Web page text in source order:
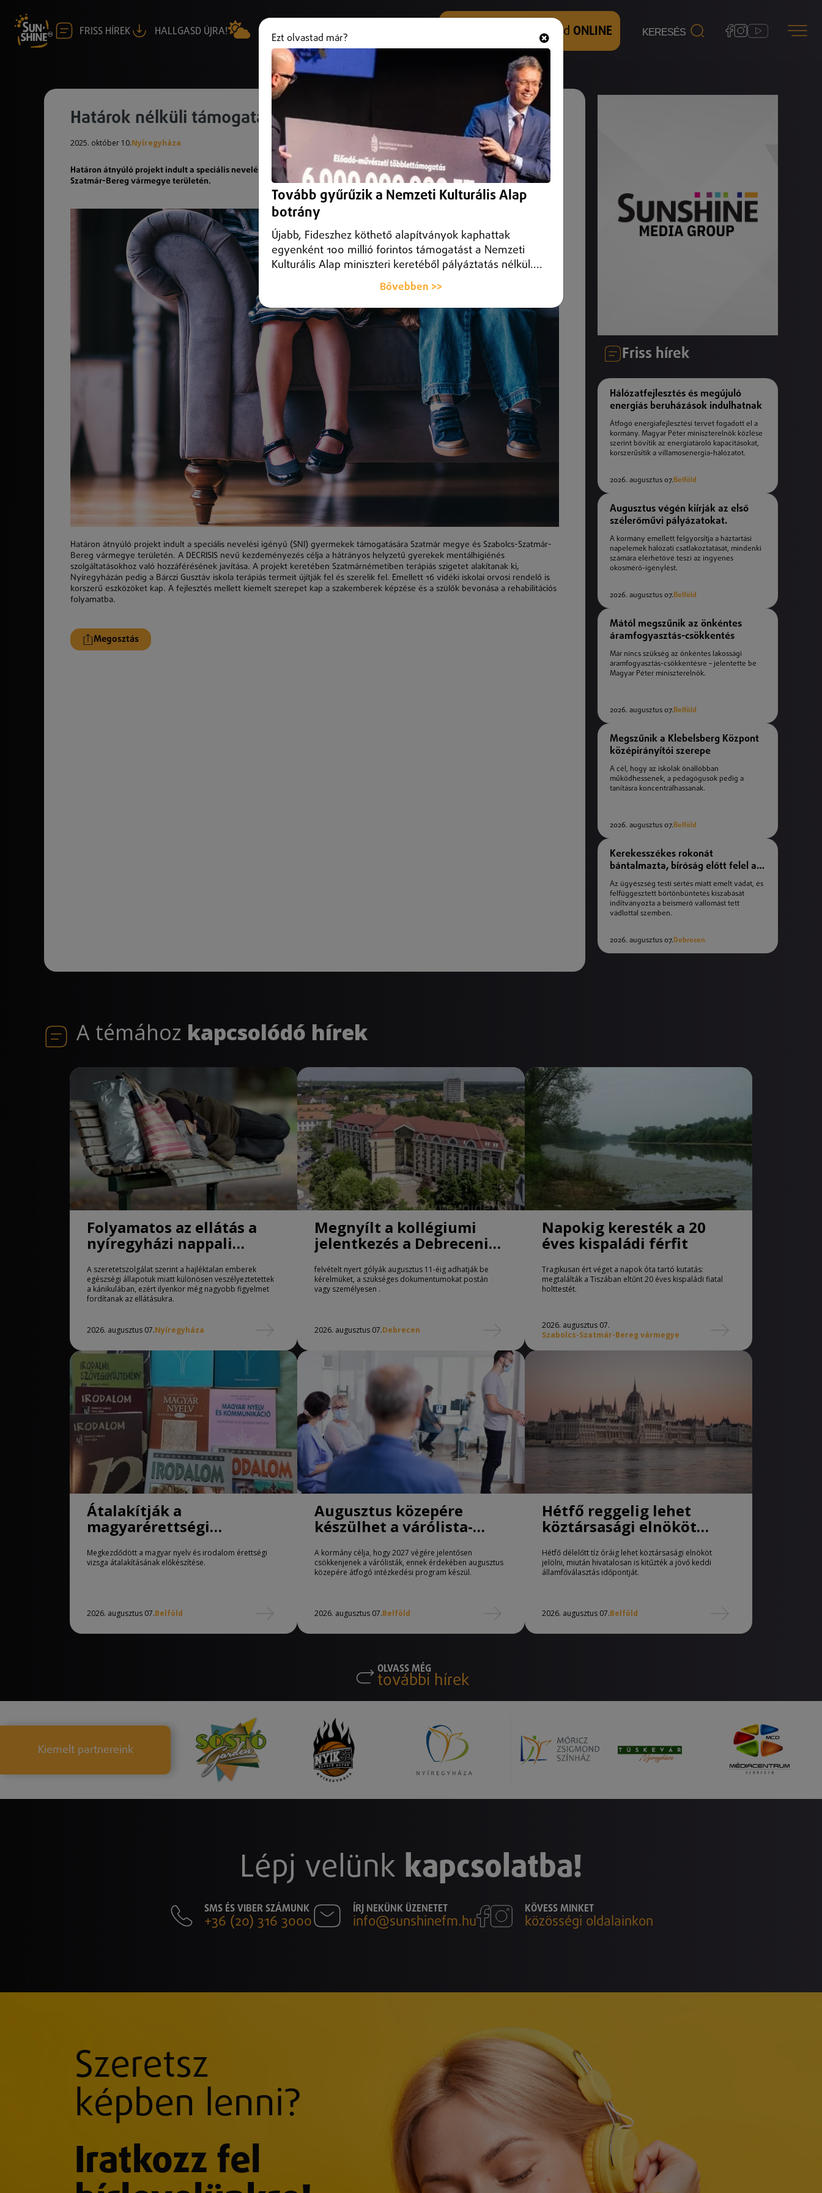
FRISS HÍREK HALLGASD ÚJRA! +36 (20) 316 3000 Hallgasd és nézd ONLINE
Határok nélküli támogatás SNI-s gyerekeknek
2025. október 10.Nyíregyháza
Határon átnyúló projekt indult a speciális nevelési igényű (SNI) gyermekek támogatására Szatmár megye és Szabolcs-
Szatmár-Bereg vármegye területén.
Határon átnyúló projekt indult a speciális nevelési igényű (SNI) gyermekek támogatására Szatmár megye és Szabolcs-Szatmár-
Bereg vármegye területén. A DECRISIS nevű kezdeményezés célja a hátrányos helyzetű gyerekek mentálhigiénés
szolgáltatásokhoz való hozzáférésének javítása. A projekt keretében Szatmárnémetiben terápiás szigetet alakítanak ki,
Nyíregyházán pedig a Bárczi Gusztáv iskola terápiás termeit újítják fel és szerelik fel. Emellett 16 vidéki iskolai orvosi rendelő is
korszerű eszközöket kap. A fejlesztés mellett kiemelt szerepet kap a szakemberek képzése és a szülők bevonása a rehabilitációs
folyamatba.
Megosztás
Friss hírek
Hálózatfejlesztés és megújuló
energiás beruházások indulhatnak
Átfogó energiafejlesztési tervet fogadott el a
kormány. Magyar Péter miniszterelnök közlése
szerint bővítik az energiatároló kapacitásokat,
korszerűsítik a villamosenergia-hálózatot.
2026. augusztus 07.Belföld
Augusztus végén kiírják az első
szélerőművi pályázatokat.
A kormány emellett felgyorsítja a háztartási
napelemek hálózati csatlakoztatását, mindenki
számára elérhetővé teszi az ingyenes
okosmérő-igénylést.
2026. augusztus 07.Belföld
Mától megszűnik az önkéntes
áramfogyasztás-csökkentés
Már nincs szükség az önkéntes lakossági
áramfogyasztás-csökkentésre – jelentette be
Magyar Péter miniszterelnök.
2026. augusztus 07.Belföld
Megszűnik a Klebelsberg Központ
középirányítói szerepe
A cél, hogy az iskolák önállóbban
működhessenek, a pedagógusok pedig a
tanításra koncentrálhassanak.
2026. augusztus 07.Belföld
Kerekesszékes rokonát
bántalmazta, bíróság előtt felel a
férfi
Az ügyészség testi sértés miatt emelt vádat, és
felfüggesztett börtönbüntetés kiszabását
indítványozta a beismerő vallomást tett
vádlottal szemben.
2026. augusztus 07.Debrecen
A témához kapcsolódó hírek
Folyamatos az ellátás a
nyíregyházi nappali
melegedőben
A szeretetszolgálat szerint a hajléktalan emberek
egészségi állapotuk miatt különösen veszélyeztetettek
a kánikulában, ezért ilyenkor még nagyobb figyelmet
fordítanak az ellátásukra.
2026. augusztus 07.Nyíregyháza
Megnyílt a kollégiumi
jelentkezés a Debreceni
Egyetemen
felvételt nyert gólyák augusztus 11-éig adhatják be
kérelmüket, a szükséges dokumentumokat postán
vagy személyesen .
2026. augusztus 07.Debrecen
Napokig keresték a 20
éves kispaládi férfit
Tragikusan ért véget a napok óta tartó kutatás:
megtalálták a Tiszában eltűnt 20 éves kispaládi fiatal
holttestét.
2026. augusztus 07.
Szabolcs-Szatmár-Bereg vármegye
Átalakítják a
magyarérettségi
követelményeit
Megkezdődött a magyar nyelv és irodalom érettségi
vizsga átalakításának előkészítése.
2026. augusztus 07.Belföld
Augusztus közepére
készülhet a várólista-
A kormány célja, hogy 2027 végére jelentősen
csökkenjenek a várólisták, ennek érdekében augusztus
közepére átfogó intézkedési program készül.
2026. augusztus 07.Belföld
Hétfő reggelig lehet
köztársasági elnököt
Hétfő délelőtt tíz óráig lehet köztársasági elnököt
jelölni, miután hivatalosan is kitűzték a jövő keddi
államfőválasztás időpontját.
2026. augusztus 07.Belföld
OLVASS MÉG
további hírek
Kiemelt partnereink
Lépj velünk kapcsolatba!
SMS ÉS VIBER SZÁMUNK
+36 (20) 316 3000
ÍRJ NEKÜNK ÜZENETET
info@sunshinefm.hu
KÖVESS MINKET
közösségi oldalainkon
Szeretsz
képben lenni?
Iratkozz fel
Ezt olvastad már?
Tovább gyűrűzik a Nemzeti Kulturális Alap
botrány
Újabb, Fideszhez köthető alapítványok kaphattak
egyenként 100 millió forintos támogatást a Nemzeti
Kulturális Alap miniszteri keretéből pályáztatás nélkül....
Bővebben >>